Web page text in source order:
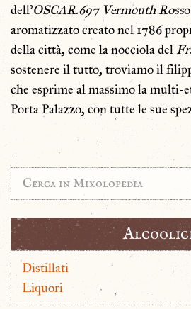
dell’OSCAR.697 Vermouth Ross
aromatizzato creato nel 1786
della città, come la nocciola del
sostenere il tutto, troviamo il
che esprime al massimo la
Porta Palazzo, con tutte le sue
Distillati
Liquori